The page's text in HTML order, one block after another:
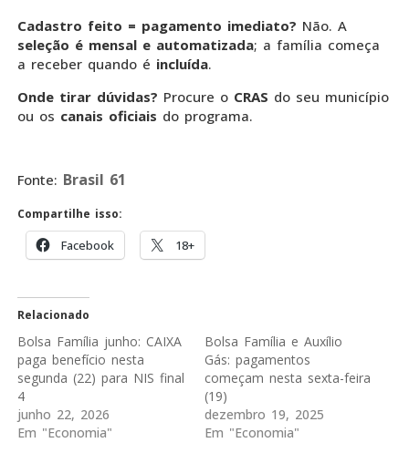
Cadastro feito = pagamento imediato? Não. A
seleção é mensal e automatizada; a família começa
a receber quando é incluída.
Onde tirar dúvidas? Procure o CRAS do seu município
ou os canais oficiais do programa.
Fonte: Brasil 61
Compartilhe isso:
Facebook 18+
Relacionado
Bolsa Família junho: CAIXA
paga benefício nesta
segunda (22) para NIS final
4
junho 22, 2026
Em "Economia"
Bolsa Família e Auxílio
Gás: pagamentos
começam nesta sexta-feira
(19)
dezembro 19, 2025
Em "Economia"